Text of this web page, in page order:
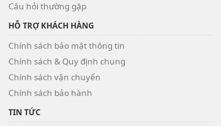
Câu hỏi thường gặp
HỖ TRỢ KHÁCH HÀNG
Chính sách bảo mật thông tin
Chính sách & Quy định chung
Chính sách vận chuyển
Chính sách bảo hành
TIN TỨC